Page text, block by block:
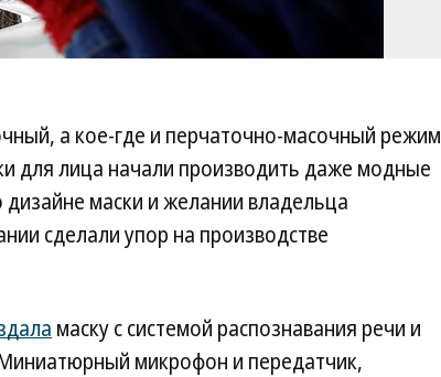
а кое-где и перчаточно-масочный режим
для лица начали производить даже модные
маски и желании владельца
сделали упор на производстве
маску с системой распознавания речи и
микрофон и передатчик,